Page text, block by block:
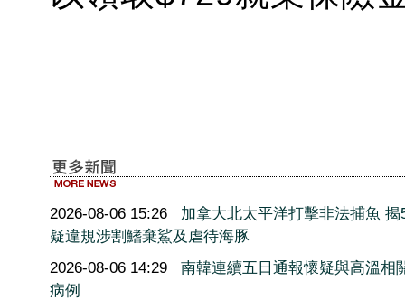
2026-08-06 15:26
加拿大北太平洋打擊非法捕魚 揭
疑違規涉割鰭棄鯊及虐待海豚
2026-08-06 14:29
南韓連續五日通報懷疑與高溫相
病例